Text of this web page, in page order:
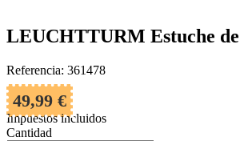
LEUCHTTURM Estuche
Referencia: 361478
49,99 €
Impuestos incluidos
Cantidad